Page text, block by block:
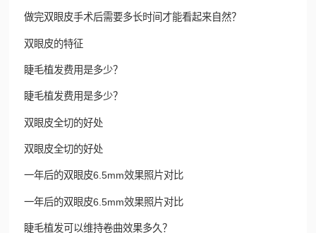
做完双眼皮手术后需要多长时间才能看起来自然？
双眼皮的特征
睫毛植发费用是多少？
睫毛植发费用是多少？
双眼皮全切的好处
双眼皮全切的好处
一年后的双眼皮6.5mm效果照片对比
一年后的双眼皮6.5mm效果照片对比
睫毛植发可以维持卷曲效果多久？